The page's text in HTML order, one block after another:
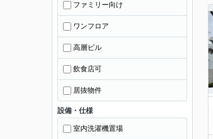
ファミリー向け
ワンフロア
高層ビル
飲食店可
居抜物件
設備・仕様
室内洗濯機置場